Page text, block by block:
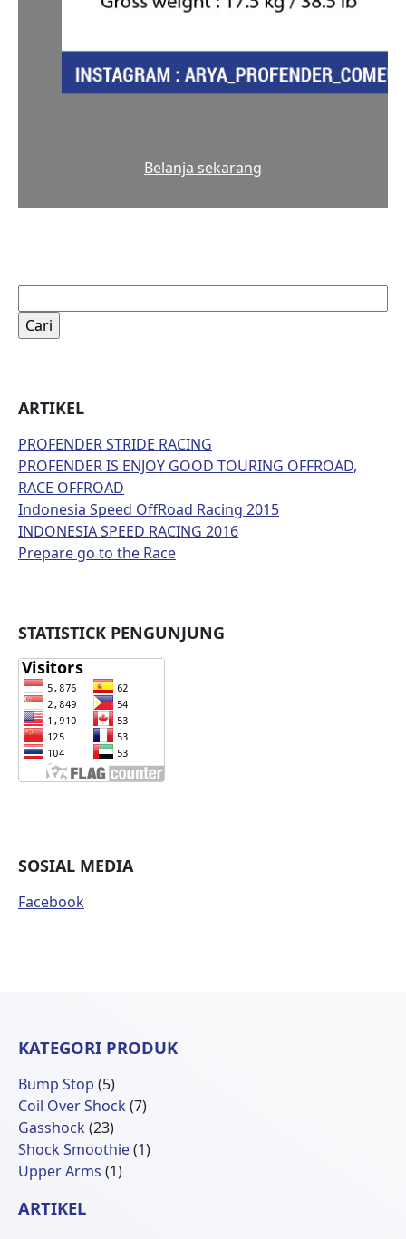
Belanja sekarang
untuk:
ARTIKEL
PROFENDER STRIDE RACING
PROFENDER IS ENJOY GOOD TOURING OFFROAD,
RACE OFFROAD
Indonesia Speed OffRoad Racing 2015
INDONESIA SPEED RACING 2016
Prepare go to the Race
STATISTICK PENGUNJUNG
SOSIAL MEDIA
Facebook
KATEGORI PRODUK
Bump Stop 55
Produk
Coil Over Shock 77
Gasshock 2323
Produk
Shock Smoothie 11
Upper Arms 11
ARTIKEL